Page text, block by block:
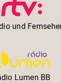
und
Lumen BB